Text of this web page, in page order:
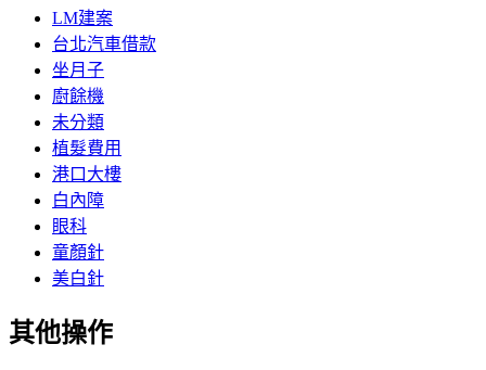
LM建案
台北汽車借款
坐月子
廚餘機
未分類
植髮費用
港口大樓
白內障
眼科
童顏針
美白針
其他操作